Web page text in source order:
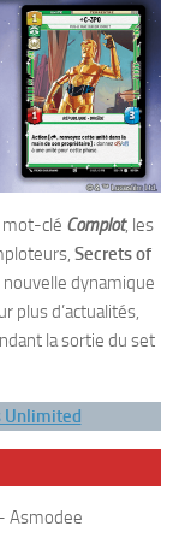
mot-clé Complot, les
Secrets of
dynamique
plus d’actualités,
la sortie du set
Unlimited
Asmodee